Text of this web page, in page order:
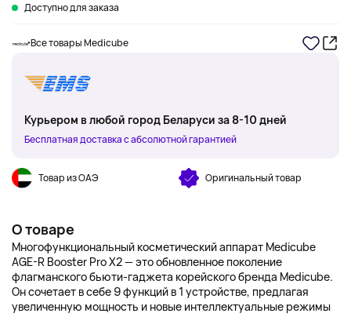
Доступно для заказа
Все товары Medicube
Курьером в любой город Беларуси за 8-10 дней
Бесплатная доставка с абсолютной гарантией
Товар из ОАЭ Оригинальный товар
О товаре
Многофункциональный косметический аппарат Medicube
AGE-R Booster Pro X2 — это обновленное поколение
флагманского бьюти-гаджета корейского бренда Medicube.
Он сочетает в себе 9 функций в 1 устройстве, предлагая
увеличенную мощность и новые интеллектуальные режимы